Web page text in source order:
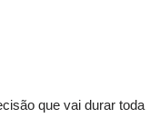
que vai durar toda